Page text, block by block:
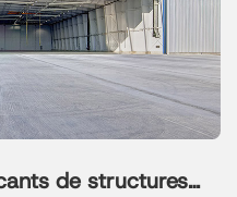
de structures